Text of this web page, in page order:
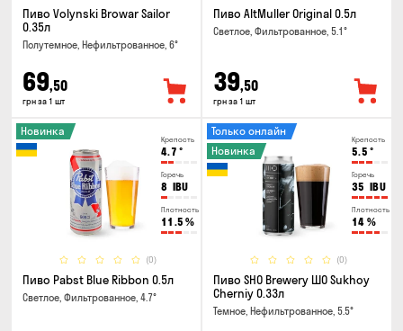
Пиво Volynski Browar Sailor
0.35л
Полутемное, Нефильтрованное, 6°
69,50
грн за 1 шт
Пиво AltMuller Original 0.5л
Светлое, Фильтрованное, 5.1°
39,50
грн за 1 шт
Крепость
4.7 °
Горечь
8 IBU
Плотность
11.5 %
(0)
Новинка
Пиво Pabst Blue Ribbon 0.5л
Светлое, Фильтрованное, 4.7°
Крепость
5.5 °
Горечь
35 IBU
Плотность
14 %
(0)
Только онлайн
Новинка
Пиво SHO Brewery ШО Sukhoy
Cherniy 0.33л
Темное, Нефильтрованное, 5.5°